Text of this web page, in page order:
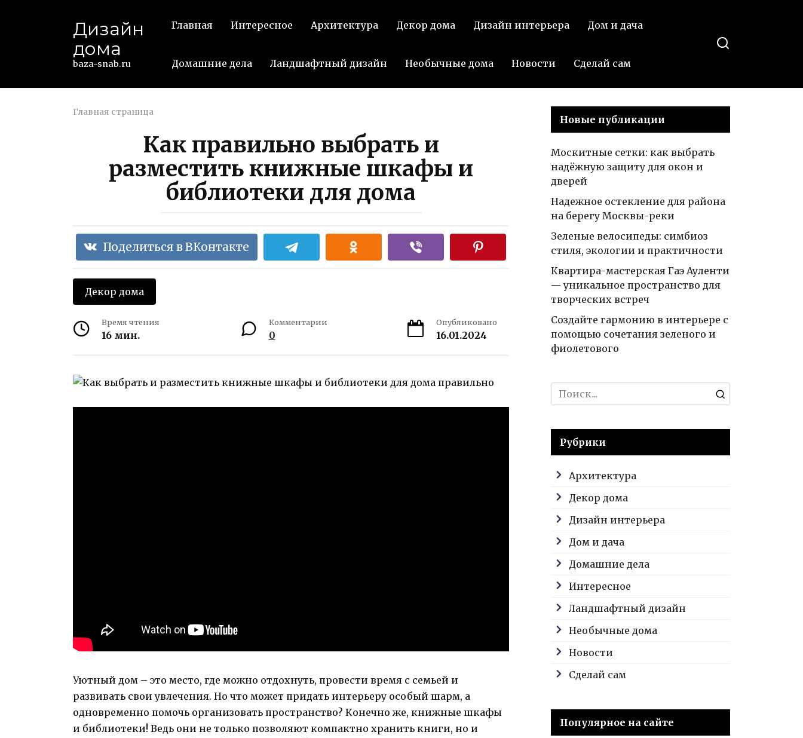
Дизайн
дома
baza-snab.ru
Главная Интересное Архитектура Декор дома Дизайн интерьера Дом и дача
Домашние дела Ландшафтный дизайн Необычные дома Новости Сделай сам
Главная страница
Как правильно выбрать и
разместить книжные шкафы и
библиотеки для дома
Поделиться в ВКонтакте
Декор дома
Время чтения
16 мин.
Комментарии
0
Опубликовано
16.01.2024
Уютный дом – это место, где можно отдохнуть, провести время с семьей и
развивать свои увлечения. Но что может придать интерьеру особый шарм, а
одновременно помочь организовать пространство? Конечно же, книжные шкафы
и библиотеки! Ведь они не только позволяют компактно хранить книги, но и
Новые публикации
Москитные сетки: как выбрать
надёжную защиту для окон и
дверей
Надежное остекление для района
на берегу Москвы-реки
Зеленые велосипеды: симбиоз
стиля, экологии и практичности
Квартира-мастерская Гаэ Ауленти
— уникальное пространство для
творческих встреч
Создайте гармонию в интерьере с
помощью сочетания зеленого и
фиолетового
Search
for:
Рубрики
Архитектура
Декор дома
Дизайн интерьера
Дом и дача
Домашние дела
Интересное
Ландшафтный дизайн
Необычные дома
Новости
Сделай сам
Популярное на сайте